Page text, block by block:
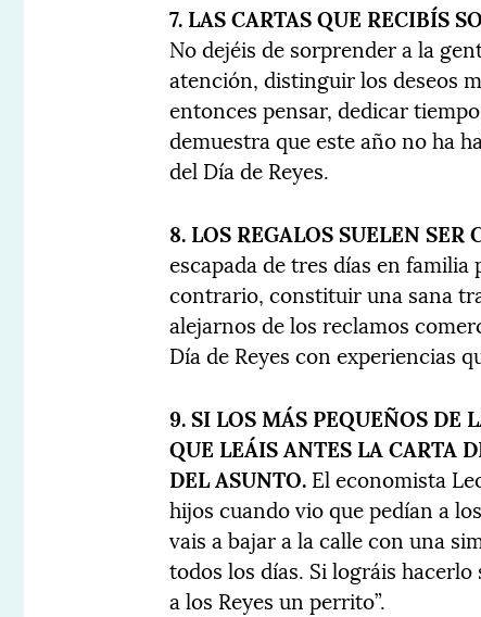
7. LAS CARTAS QUE RECIBÍS
No dejéis de sorprender a la
atención, distinguir los deseos
entonces pensar, dedicar
demuestra que este año no ha
del Día de Reyes.
8. LOS REGALOS SUELEN
escapada de tres días en
contrario, constituir una sana
alejarnos de los reclamos
Día de Reyes con experiencias
9. SI LOS MÁS PEQUEÑOS DE
QUE LEÁIS ANTES LA CARTA
DEL ASUNTO. El economista
hijos cuando vio que pedían a
vais a bajar a la calle con una
todos los días. Si lográis
a los Reyes un perrito”.